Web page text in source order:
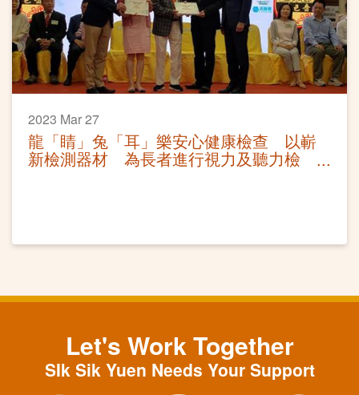
2023 Mar 27
龍「睛」兔「耳」樂安心健康檢查 以嶄
新檢測器材 為長者進行視力及聽力檢
Let's Work Together
SIk Sik Yuen Needs Your Support